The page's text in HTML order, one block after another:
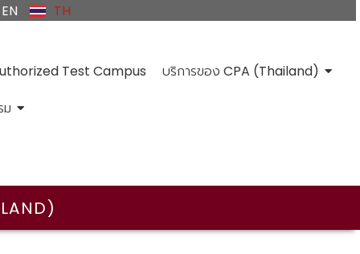
EN TH
Test Campus
บริการของ CPA (Thailand)
ม